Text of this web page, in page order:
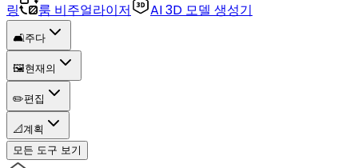
링
룸 비주얼라이저 AI 3D 모델 생성기
🛋️주다
🖼️현재의
✏️편집
📐계획
모든 도구 보기